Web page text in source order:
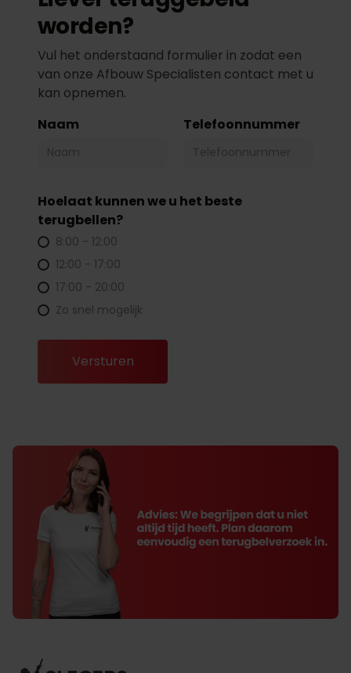
worden?
Vul het onderstaand formulier in zodat een
van onze Afbouw Specialisten contact met u
kan opnemen.
Naam
Telefoonnummer
Hoelaat kunnen we u het beste
terugbellen?
8:00 - 12:00
12:00 - 17:00
17:00 - 20:00
Zo snel mogelijk